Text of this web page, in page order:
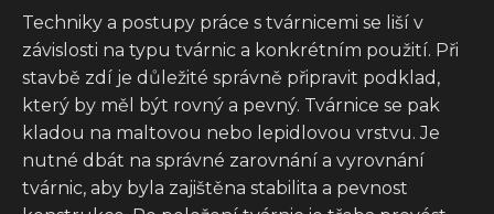
Techniky a postupy práce s tvárnicemi se liší v
závislosti na typu tvárnic a konkrétním použití. Při
stavbě zdí je důležité správně připravit podklad,
který by měl být rovný a pevný. Tvárnice se pak
kladou na maltovou nebo lepidlovou vrstvu. Je
nutné dbát na správné zarovnání a vyrovnání
tvárnic, aby byla zajištěna stabilita a pevnost